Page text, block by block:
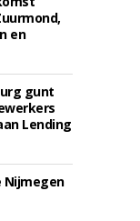
en
gunt
Lending